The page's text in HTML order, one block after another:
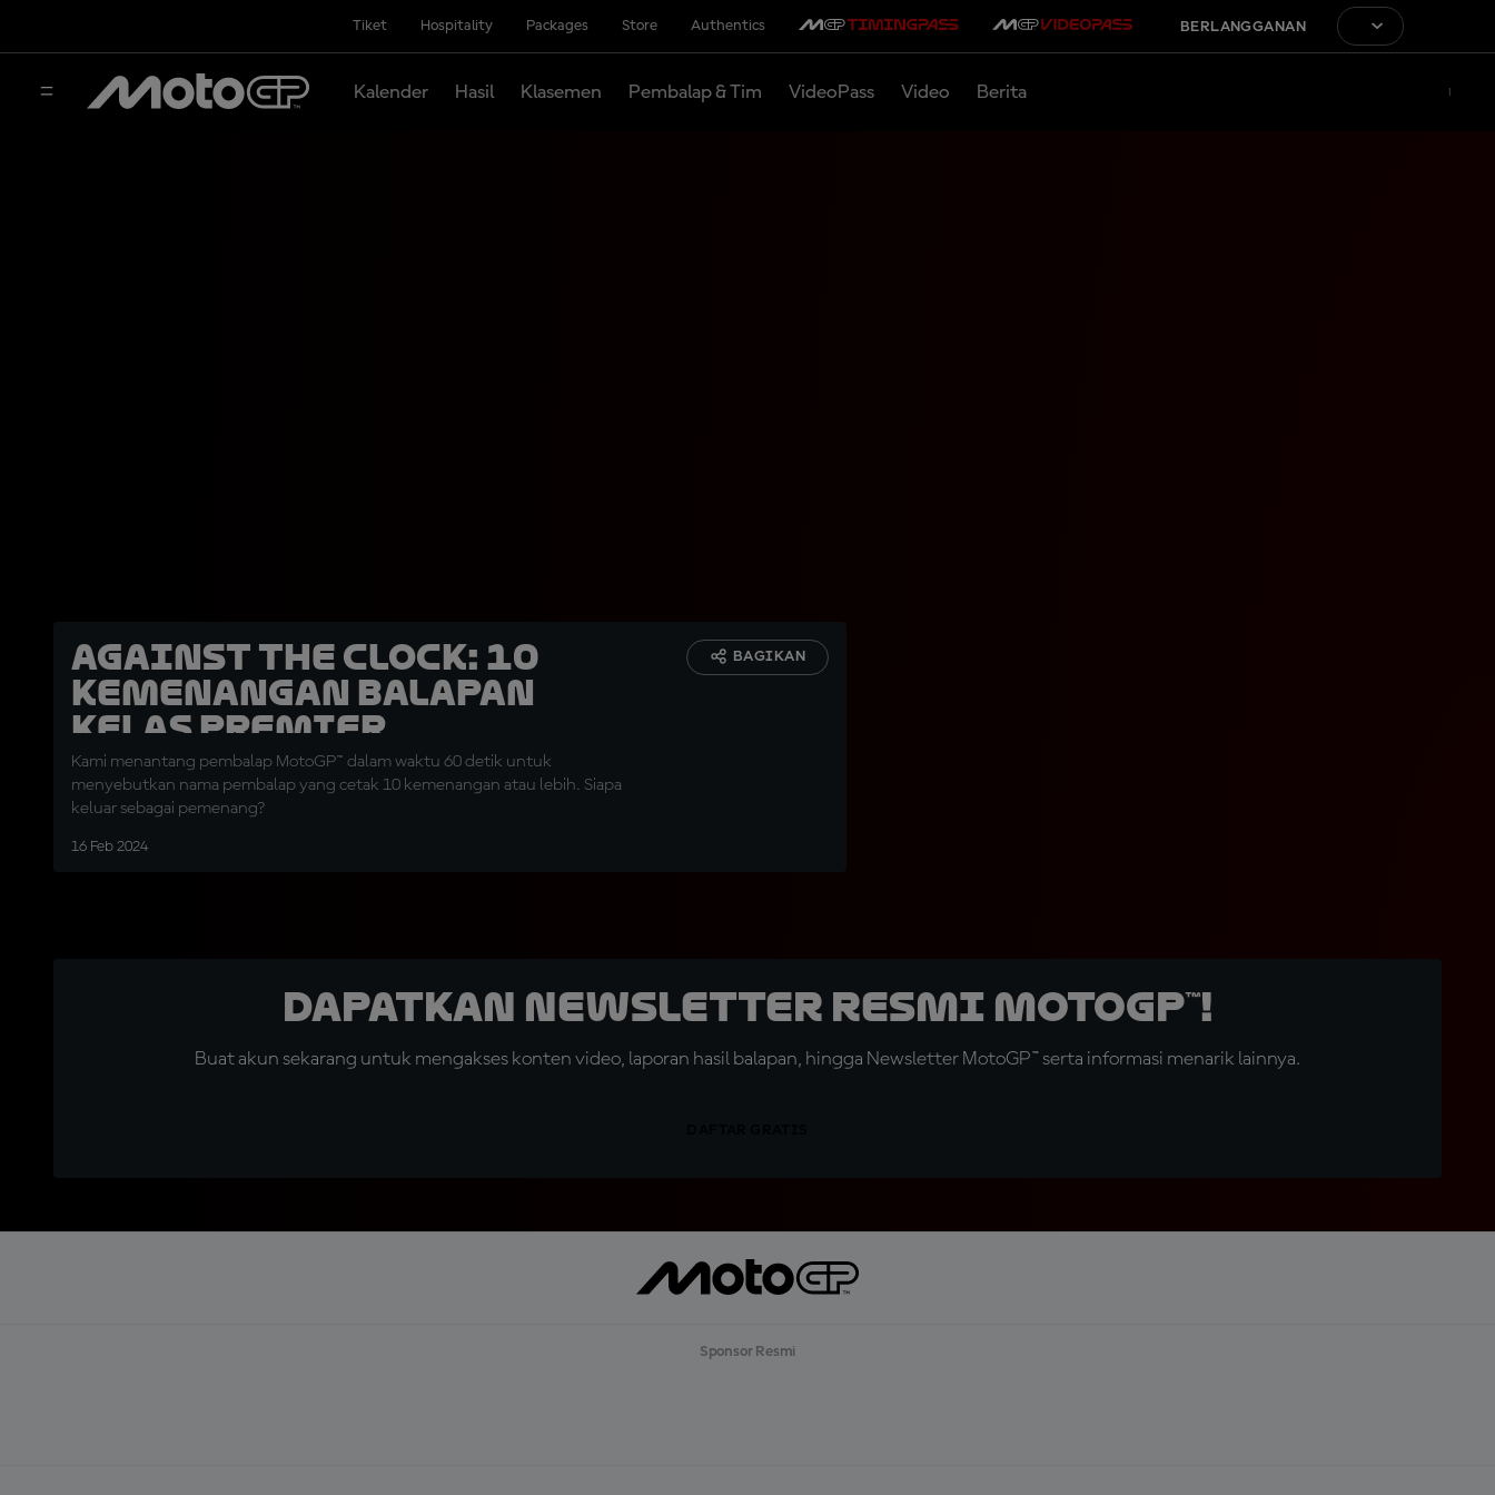
Tiket Hospitality Packages Store Authentics BERLANGGANAN
Kalender Hasil Klasemen Pembalap & Tim VideoPass Video Berita
Against the clock: 10
Kemenangan Balapan
Kelas Premier
Kami menantang pembalap MotoGP™ dalam waktu 60 detik untuk
menyebutkan nama pembalap yang cetak 10 kemenangan atau lebih. Siapa
keluar sebagai pemenang?
16 Feb 2024
BAGIKAN
Dapatkan Newsletter Resmi MotoGP™!
Buat akun sekarang untuk mengakses konten video, laporan hasil balapan, hingga Newsletter MotoGP™ serta informasi menarik lainnya.
Sponsor Resmi